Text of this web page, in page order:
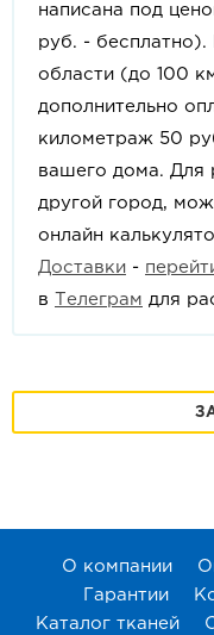
написана под
руб. -
области (до 100
дополнительно
километраж 50
вашего дома. Для
другой город,
онлайн
Доставки -
в Телеграм для
О компании
Гарантии
Каталог тканей